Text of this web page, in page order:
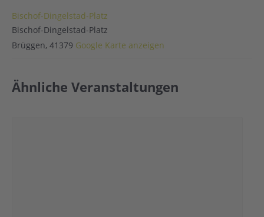
Bischof-Dingelstad-Platz
Bischof-Dingelstad-Platz
Brüggen, 41379 Google Karte anzeigen
Ähnliche Veranstaltungen